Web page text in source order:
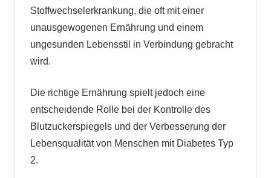
Stoffwechselerkrankung, die oft mit einer
unausgewogenen Ernährung und einem
ungesunden Lebensstil in Verbindung gebracht
wird.
Die richtige Ernährung spielt jedoch eine
entscheidende Rolle bei der Kontrolle des
Blutzuckerspiegels und der Verbesserung der
Lebensqualität von Menschen mit Diabetes Typ
2.